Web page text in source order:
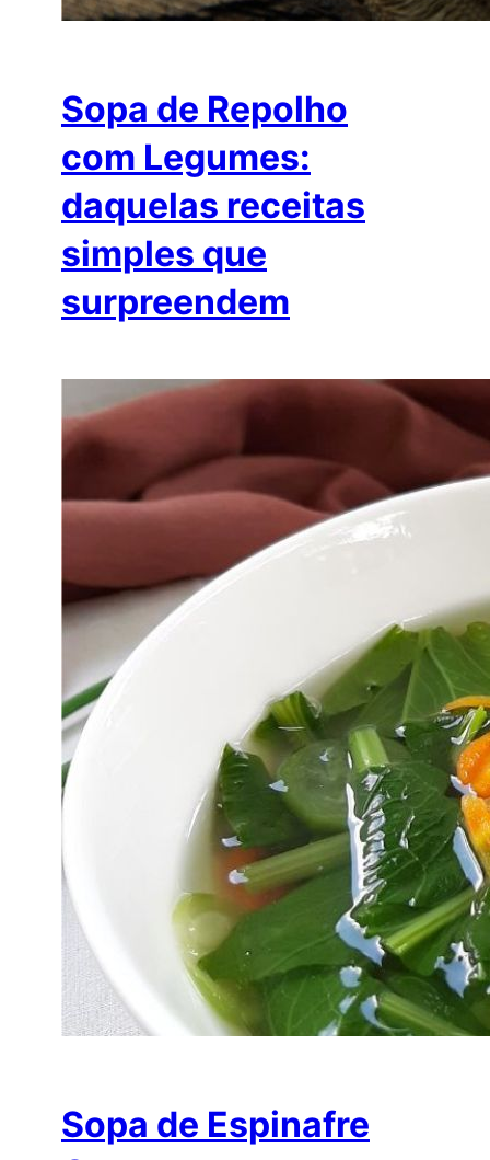
Sopa de Repolho
com Legumes:
daquelas receitas
simples que
surpreendem
Sopa de Espinafre